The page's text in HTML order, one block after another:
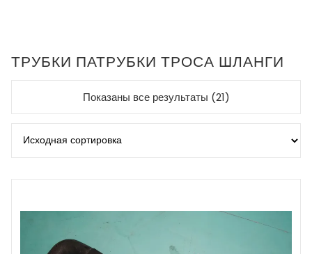
ТРУБКИ ПАТРУБКИ ТРОСА ШЛАНГИ
Показаны все результаты (21)